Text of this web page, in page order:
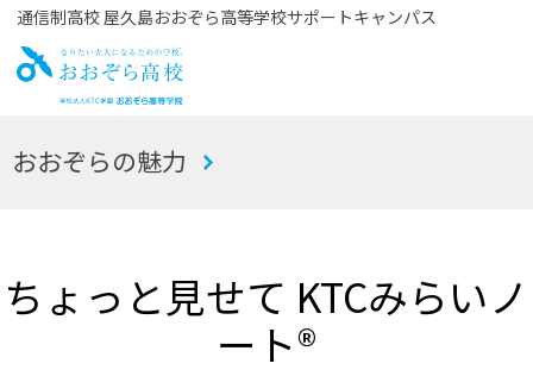
通信制高校 屋久島おおぞら高等学校サポートキャンパス
お
おおぞらの魅力
ちょっと見せて KTCみらいノ
ート®